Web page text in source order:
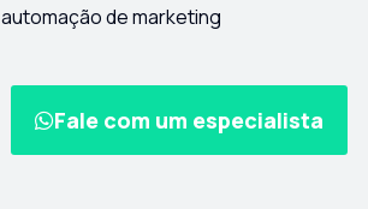
automação de marketing
Fale com um especialista